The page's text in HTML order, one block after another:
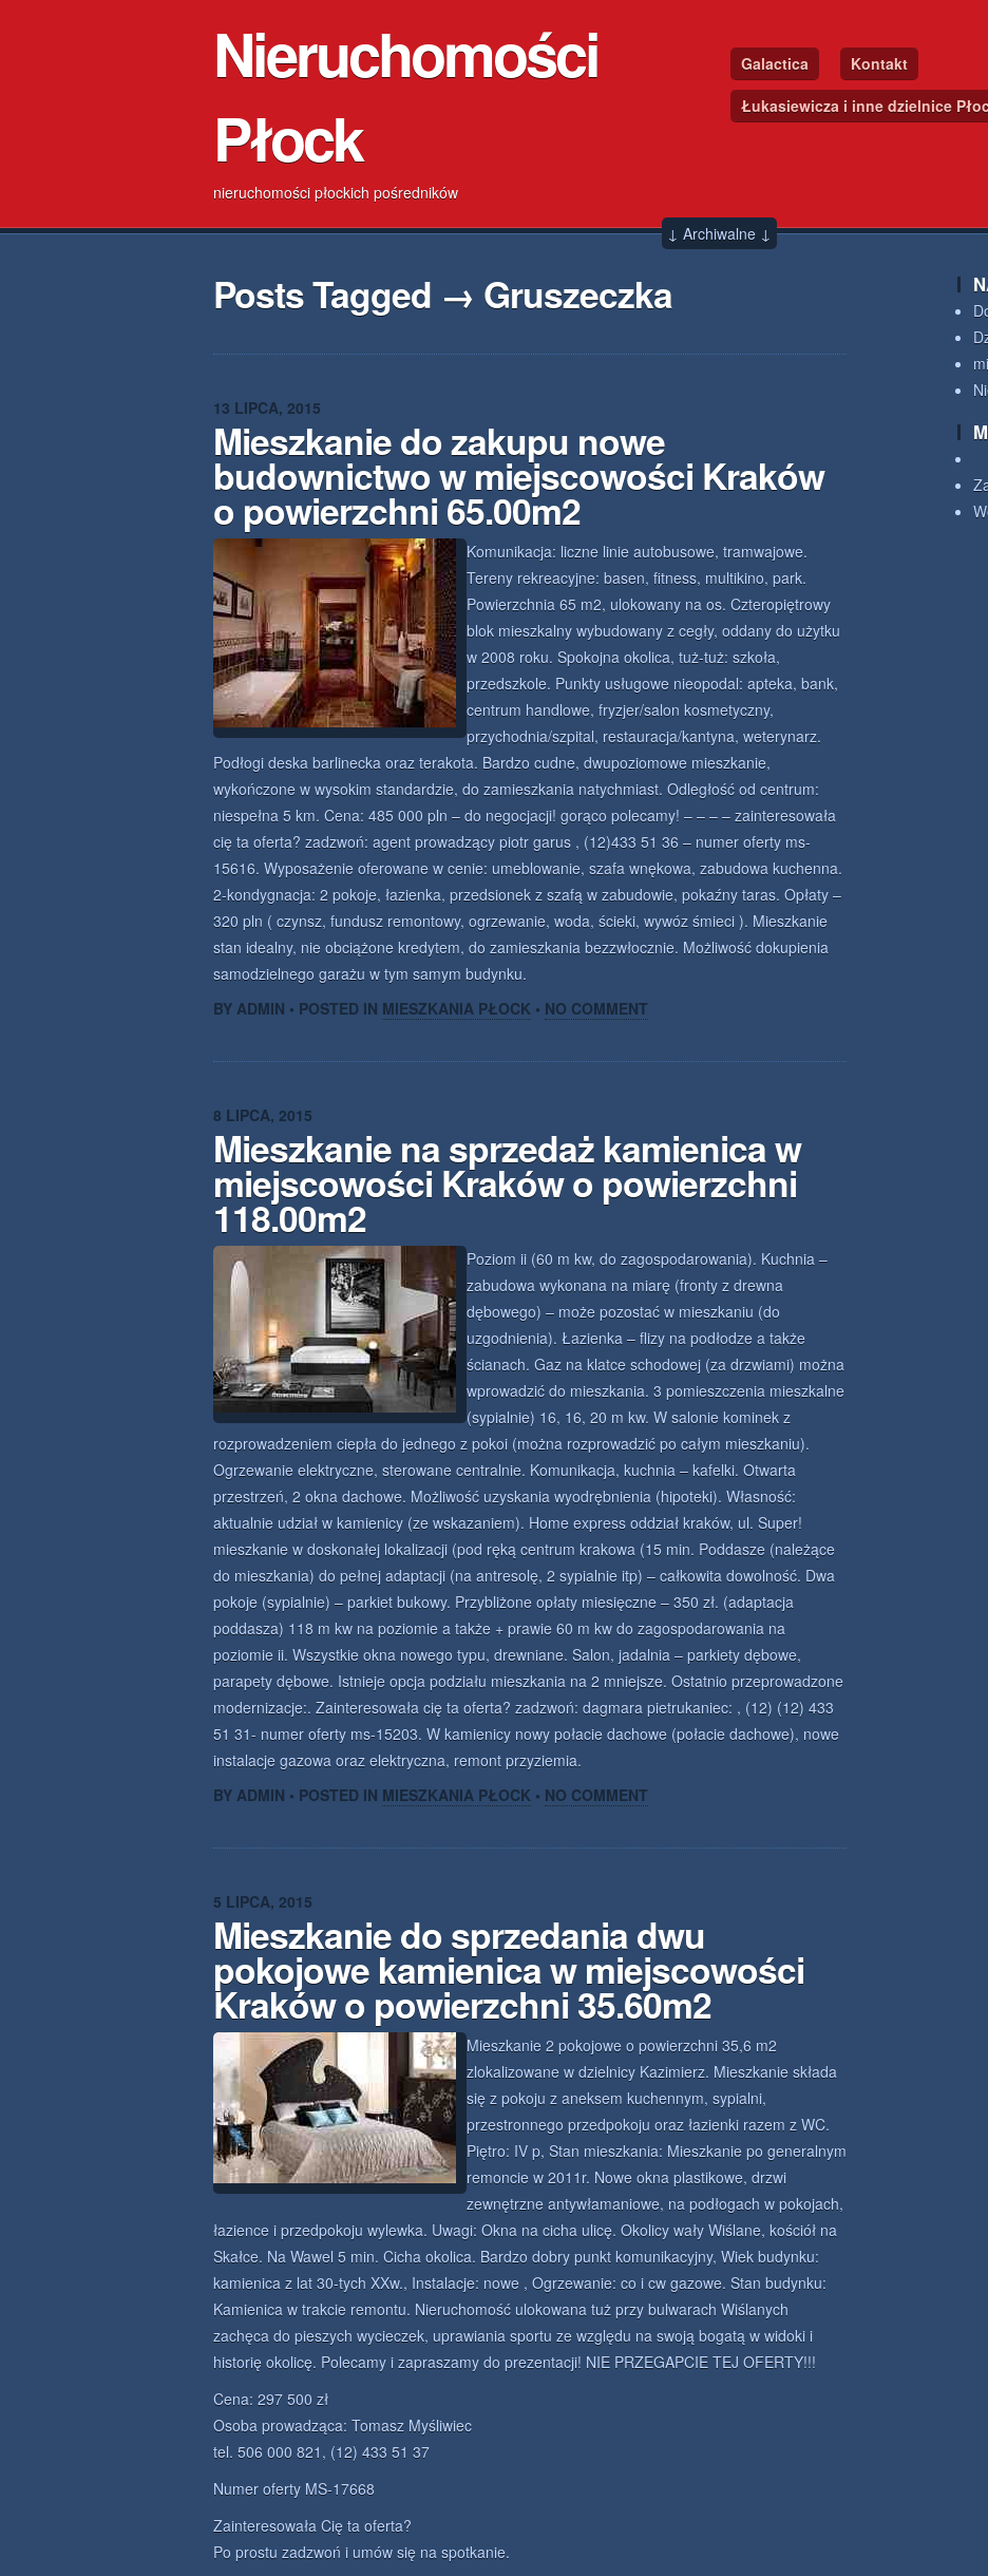
Nieruchomości
Płock
nieruchomości płockich pośredników
Galactica
Kontakt
Łukasiewicza i inne dzielnice
↓ Archiwalne ↓
Posts Tagged → Gruszeczka
13 LIPCA, 2015
Mieszkanie do zakupu nowe
budownictwo w miejscowości Kraków
o powierzchni 65.00m2
Komunikacja: liczne linie autobusowe, tramwajowe.
Tereny rekreacyjne: basen, fitness, multikino, park.
Powierzchnia 65 m2, ulokowany na os. Czteropiętrowy
blok mieszkalny wybudowany z cegły, oddany do użytku
w 2008 roku. Spokojna okolica, tuż-tuż: szkoła,
przedszkole. Punkty usługowe nieopodal: apteka, bank,
centrum handlowe, fryzjer/salon kosmetyczny,
przychodnia/szpital, restauracja/kantyna, weterynarz.
Podłogi deska barlinecka oraz terakota. Bardzo cudne, dwupoziomowe mieszkanie,
wykończone w wysokim standardzie, do zamieszkania natychmiast. Odległość od centrum:
niespełna 5 km. Cena: 485 000 pln – do negocjacji! gorąco polecamy! – – – – zainteresowała
cię ta oferta? zadzwoń: agent prowadzący piotr garus , (12)433 51 36 – numer oferty ms-
15616. Wyposażenie oferowane w cenie: umeblowanie, szafa wnękowa, zabudowa kuchenna.
2-kondygnacja: 2 pokoje, łazienka, przedsionek z szafą w zabudowie, pokaźny taras. Opłaty –
320 pln ( czynsz, fundusz remontowy, ogrzewanie, woda, ścieki, wywóz śmieci ). Mieszkanie
stan idealny, nie obciążone kredytem, do zamieszkania bezzwłocznie. Możliwość dokupienia
samodzielnego garażu w tym samym budynku.
BY ADMIN • POSTED IN MIESZKANIA PŁOCK • NO COMMENT
8 LIPCA, 2015
Mieszkanie na sprzedaż kamienica w
miejscowości Kraków o powierzchni
118.00m2
Poziom ii (60 m kw, do zagospodarowania). Kuchnia –
zabudowa wykonana na miarę (fronty z drewna
dębowego) – może pozostać w mieszkaniu (do
uzgodnienia). Łazienka – flizy na podłodze a także
ścianach. Gaz na klatce schodowej (za drzwiami) można
wprowadzić do mieszkania. 3 pomieszczenia mieszkalne
(sypialnie) 16, 16, 20 m kw. W salonie kominek z
rozprowadzeniem ciepła do jednego z pokoi (można rozprowadzić po całym mieszkaniu).
Ogrzewanie elektryczne, sterowane centralnie. Komunikacja, kuchnia – kafelki. Otwarta
przestrzeń, 2 okna dachowe. Możliwość uzyskania wyodrębnienia (hipoteki). Własność:
aktualnie udział w kamienicy (ze wskazaniem). Home express oddział kraków, ul. Super!
mieszkanie w doskonałej lokalizacji (pod ręką centrum krakowa (15 min. Poddasze (należące
do mieszkania) do pełnej adaptacji (na antresolę, 2 sypialnie itp) – całkowita dowolność. Dwa
pokoje (sypialnie) – parkiet bukowy. Przybliżone opłaty miesięczne – 350 zł. (adaptacja
poddasza) 118 m kw na poziomie a także + prawie 60 m kw do zagospodarowania na
poziomie ii. Wszystkie okna nowego typu, drewniane. Salon, jadalnia – parkiety dębowe,
parapety dębowe. Istnieje opcja podziału mieszkania na 2 mniejsze. Ostatnio przeprowadzone
modernizacje:. Zainteresowała cię ta oferta? zadzwoń: dagmara pietrukaniec: , (12) (12) 433
51 31- numer oferty ms-15203. W kamienicy nowy połacie dachowe (połacie dachowe), nowe
instalacje gazowa oraz elektryczna, remont przyziemia.
BY ADMIN • POSTED IN MIESZKANIA PŁOCK • NO COMMENT
5 LIPCA, 2015
Mieszkanie do sprzedania dwu
pokojowe kamienica w miejscowości
Kraków o powierzchni 35.60m2
Mieszkanie 2 pokojowe o powierzchni 35,6 m2
zlokalizowane w dzielnicy Kazimierz. Mieszkanie składa
się z pokoju z aneksem kuchennym, sypialni,
przestronnego przedpokoju oraz łazienki razem z WC.
Piętro: IV p, Stan mieszkania: Mieszkanie po generalnym
remoncie w 2011r. Nowe okna plastikowe, drzwi
zewnętrzne antywłamaniowe, na podłogach w pokojach,
łazience i przedpokoju wylewka. Uwagi: Okna na cicha ulicę. Okolicy wały Wiślane, kościół na
Skałce. Na Wawel 5 min. Cicha okolica. Bardzo dobry punkt komunikacyjny, Wiek budynku:
kamienica z lat 30-tych XXw., Instalacje: nowe , Ogrzewanie: co i cw gazowe. Stan budynku:
Kamienica w trakcie remontu. Nieruchomość ulokowana tuż przy bulwarach Wiślanych
zachęca do pieszych wycieczek, uprawiania sportu ze względu na swoją bogatą w widoki i
historię okolicę. Polecamy i zapraszamy do prezentacji! NIE PRZEGAPCIE TEJ OFERTY!!!
Cena: 297 500 zł
Osoba prowadząca: Tomasz Myśliwiec
tel. 506 000 821, (12) 433 51 37
Numer oferty MS-17668
Zainteresowała Cię ta oferta?
Po prostu zadzwoń i umów się na spotkanie.